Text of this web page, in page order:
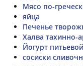
Мясо по-
яйца
Печенье
Халва тахинно-
Йогурт
сосиски